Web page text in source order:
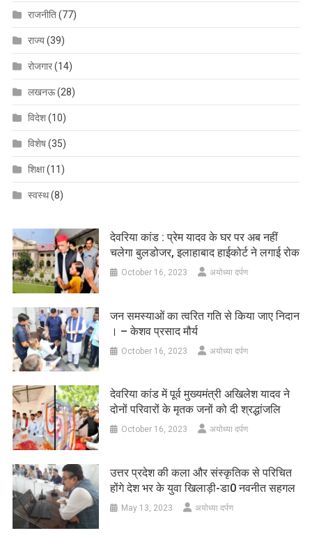
राजनीति(77)
राज्य(39)
रोजगार(14)
लखनऊ(28)
विदेश(10)
विशेष(35)
शिक्षा(11)
स्वस्थ(8)
देवरिया कांड : प्रेम यादव के घर पर अब नहीं
चलेगा बुलडोजर, इलाहाबाद हाईकोर्ट ने लगाई रोक
October 16, 2023 अयोध्या दर्पण
जन समस्याओं का त्वरित गति से किया जाए निदान
। – केशव प्रसाद मौर्य
October 16, 2023 अयोध्या दर्पण
देवरिया कांड में पूर्व मुख्यमंत्री अखिलेश यादव ने
दोनों परिवारों के मृतक जनों को दी श्रद्धांजलि
October 16, 2023 अयोध्या दर्पण
उत्तर प्रदेश की कला और संस्कृतिक से परिचित
होंगे देश भर के युवा खिलाड़ी-डा0 नवनीत सहगल
May 13, 2023 अयोध्या दर्पण